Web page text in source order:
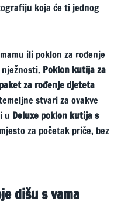
koja će ti jednog
ili poklon za rođenje
Poklon kutija za
za rođenje djeteta
stvari za ovakve
u Deluxe poklon kutija s
za početak priče, bez
dišu s vama